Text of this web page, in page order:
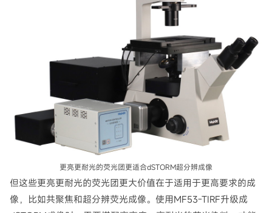
更亮更耐光的荧光团更适合dSTORM超分辨成像
但这些更亮更耐光的荧光团更大价值在于适用于更高要求的成
像，比如共聚焦和超分辨荧光成像。使用MF53-TIRF升级成